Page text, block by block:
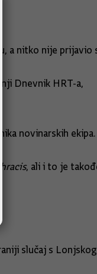
a nitko nije prijavio
Dnevnik HRT-a,
novinarskih ekipa.
, ali i to je
slučaj s